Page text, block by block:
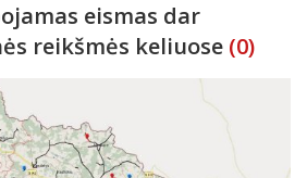
eismas dar
reikšmės keliuose (0)